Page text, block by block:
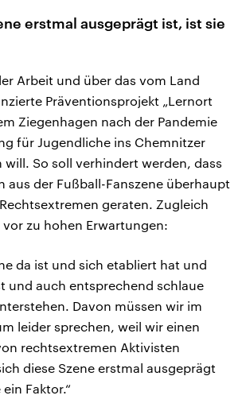
erstmal ausgeprägt ist, ist sie
Arbeit und über das vom Land
Präventionsprojekt „Lernort
Ziegenhagen nach der Pandemie
für Jugendliche ins Chemnitzer
will. So soll verhindert werden, dass
aus der Fußball-Fanszene überhaupt
geraten. Zugleich
zu hohen Erwartungen:
da ist und sich etabliert hat und
und auch entsprechend schlaue
Davon müssen wir im
leider sprechen, weil wir einen
rechtsextremen Aktivisten
diese Szene erstmal ausgeprägt
Faktor.“